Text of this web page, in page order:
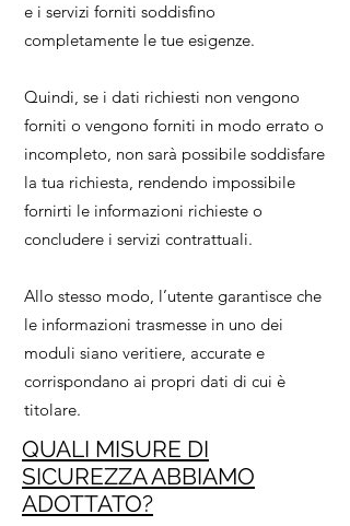
e i servizi forniti soddisfino
completamente le tue esigenze.
Quindi, se i dati richiesti non vengono
forniti o vengono forniti in modo errato o
incompleto, non sarà possibile soddisfare
la tua richiesta, rendendo impossibile
fornirti le informazioni richieste o
concludere i servizi contrattuali.
​Allo stesso modo, l’utente garantisce che
le informazioni trasmesse in uno dei
moduli siano veritiere, accurate e
corrispondano ai propri dati di cui è
titolare.
QUALI MISURE DI
SICUREZZA ABBIAMO
ADOTTATO?